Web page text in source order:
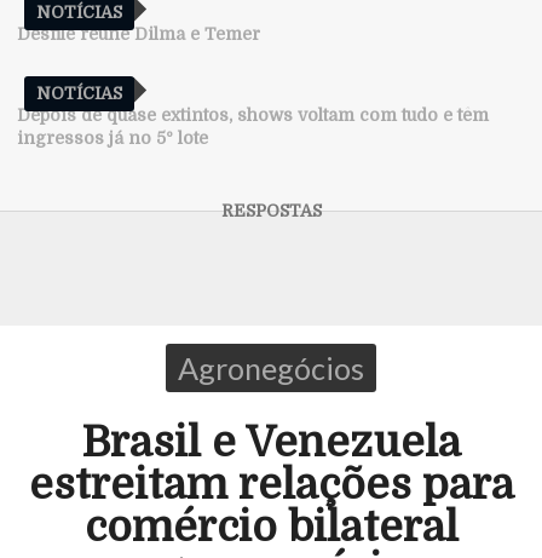
NOTÍCIAS
Desfile reúne Dilma e Temer
NOTÍCIAS
Depois de quase extintos, shows voltam com tudo e têm
ingressos já no 5º lote
Agronegócios
Brasil e Venezuela
estreitam relações para
comércio bilateral